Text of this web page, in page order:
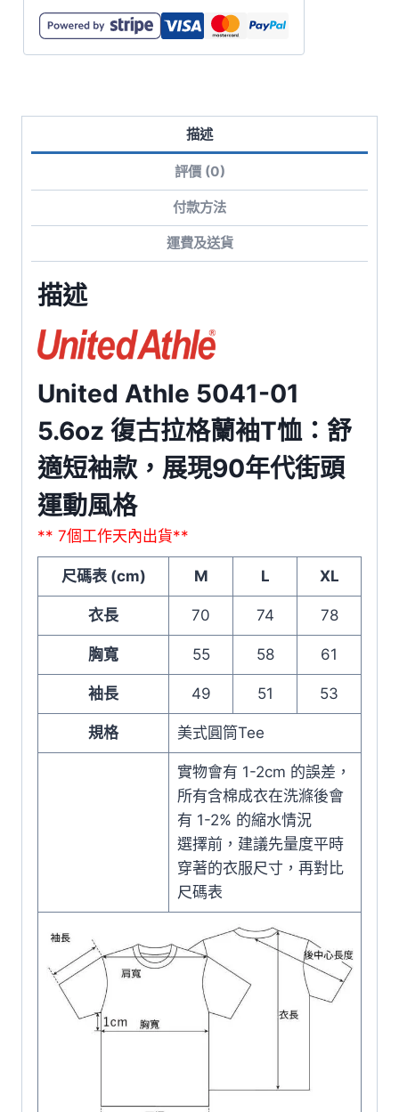
數
描述
評價 (0)
付款方法
運費及送貨
描述
United Athle 5041-01
5.6oz 復古拉格蘭袖T恤：舒
適短袖款，展現90年代街頭
運動風格
** 7個工作天內出貨**
尺碼表 (cm) M L XL
衣長 70 74 78
胸寬 55 58 61
袖長 49 51 53
規格 美式圓筒Tee
實物會有 1-2cm 的誤差，
所有含棉成衣在洗滌後會
有 1-2% 的縮水情況
選擇前，建議先量度平時
穿著的衣服尺寸，再對比
尺碼表